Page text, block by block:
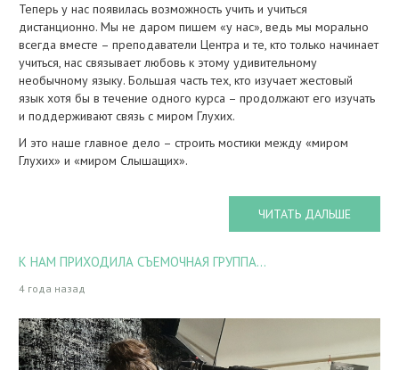
Теперь у нас появилась возможность учить и учиться
дистанционно. Мы не даром пишем «у нас», ведь мы морально
всегда вместе – преподаватели Центра и те, кто только начинает
учиться, нас связывает любовь к этому удивительному
необычному языку. Большая часть тех, кто изучает жестовый
язык хотя бы в течение одного курса – продолжают его изучать
и поддерживают связь с миром Глухих.
И это наше главное дело – строить мостики между «миром
Глухих» и «миром Слышащих».
ЧИТАТЬ ДАЛЬШЕ
К НАМ ПРИХОДИЛА СЪЕМОЧНАЯ ГРУППА...
4 года назад